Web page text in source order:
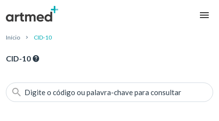
Início CID-10
CID-10
Digite o código ou palavra-chave para consultar